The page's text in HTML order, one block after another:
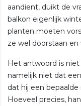
aandient, duikt de
balkon eigenlijk
planten moeten
ze wel doorstaan en
Het antwoord is
namelijk niet dat
dat hij een
Hoeveel precies,